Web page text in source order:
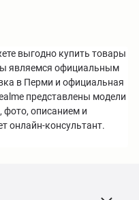
выгодно купить товары
являемся официальным
в Перми и официальная
представлены модели
фото, описанием и
онлайн-консультант.